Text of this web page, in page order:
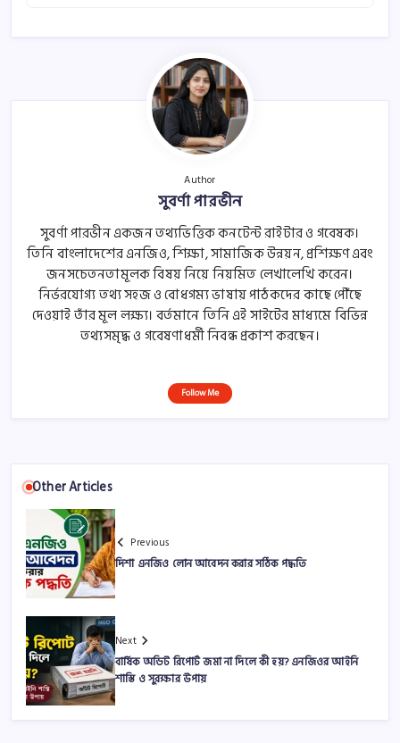
Author
সুবর্ণা পারভীন
সুবর্ণা পারভীন একজন তথ্যভিত্তিক কনটেন্ট রাইটার ও গবেষক।
তিনি বাংলাদেশের এনজিও, শিক্ষা, সামাজিক উন্নয়ন, প্রশিক্ষণ এবং
জনসচেতনতামূলক বিষয় নিয়ে নিয়মিত লেখালেখি করেন।
নির্ভরযোগ্য তথ্য সহজ ও বোধগম্য ভাষায় পাঠকদের কাছে পৌঁছে
দেওয়াই তাঁর মূল লক্ষ্য। বর্তমানে তিনি এই সাইটের মাধ্যমে বিভিন্ন
তথ্যসমৃদ্ধ ও গবেষণাধর্মী নিবন্ধ প্রকাশ করছেন।
Follow Me
Other Articles
Previous
দিশা এনজিও লোন আবেদন করার সঠিক পদ্ধতি
Next
বার্ষিক অডিট রিপোর্ট জমা না দিলে কী হয়? এনজিওর আইনি
শাস্তি ও সুরক্ষার উপায়